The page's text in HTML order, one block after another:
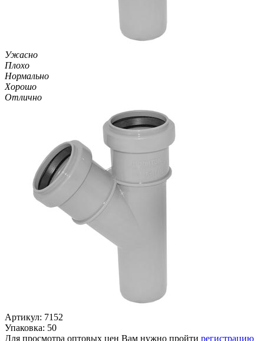
Ужасно
Плохо
Нормально
Хорошо
Отлично
Артикул: 7152
Упаковка: 50
Для просмотра оптовых цен Вам нужно пройти регистрацию